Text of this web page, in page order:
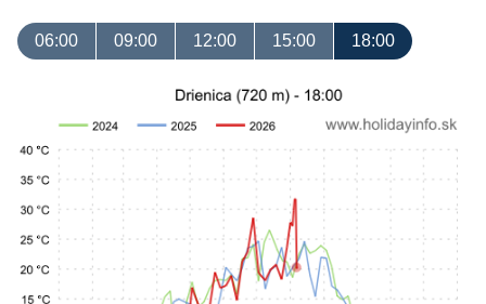
06:00 09:00 12:00 15:00 18:00